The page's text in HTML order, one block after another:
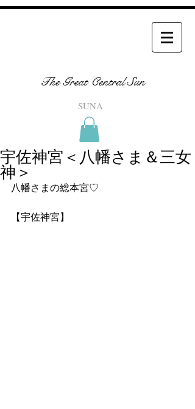
The Great Central Sun
SUNA
宇佐神宮＜八幡さま＆三女
神＞
八幡さまの総本宮♡
【宇佐神宮】